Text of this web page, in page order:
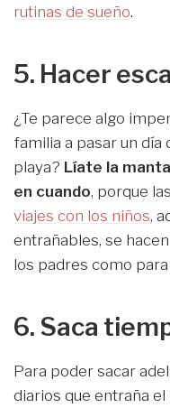
rutinas de sueño.
5. Hacer
¿Te parece algo
familia a pasar un día
playa? Líate la
en cuando, porque
viajes con los niños,
entrañables, se
los padres como
6. Saca
Para poder sacar
diarios que entraña el